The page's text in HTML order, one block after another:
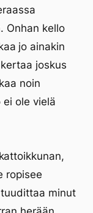
Onhan kello
jo ainakin
joskus
noin
ei ole vielä
ropisee
minut